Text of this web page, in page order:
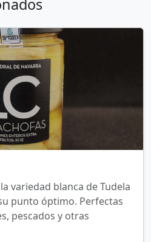
variedad blanca de Tudela
punto óptimo. Perfectas
pescados y otras